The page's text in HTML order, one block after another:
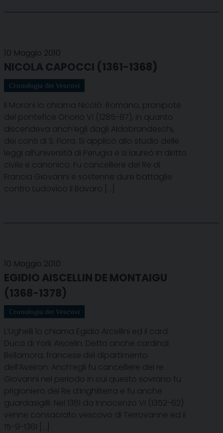
10 Maggio 2010
NICOLA CAPOCCI (1361-1368)
Cronologia dei Vescovi
Il Moroni lo chiama Nicolò. Romano, pronipote
del pontefice Onorio VI (1285-87), in quanto
discendeva anch’egli dagli Aldobrandeschi,
dei conti di S. Fiora. Si applicò allo studio delle
leggi all’università di Perugia e si laureò in diritto
civile e canonico. Fu cancelliere del Re di
Francia Giovanni e sostenne dure battaglie
contro Ludovico il Bavaro […]
10 Maggio 2010
EGIDIO AISCELLIN DE MONTAIGU
(1368-1378)
Cronologia dei Vescovi
L’Ughelli lo chiama Egidio Arcellini ed il card.
Duca di York Aiscelin. Detto anche cardinal
Bellamora, francese del dipartimento
dell’Aveiron. Anch’egli fu cancelliere del re
Giovanni nel periodo in cui questo sovrano fu
prigioniero del Re d’Inghilterra e fu anche
guardasigilli. Nel 1361 da Innocenzo VI (1352-62)
venne consacrato vescovo di Terrovanne ed il
15-9-1361 […]